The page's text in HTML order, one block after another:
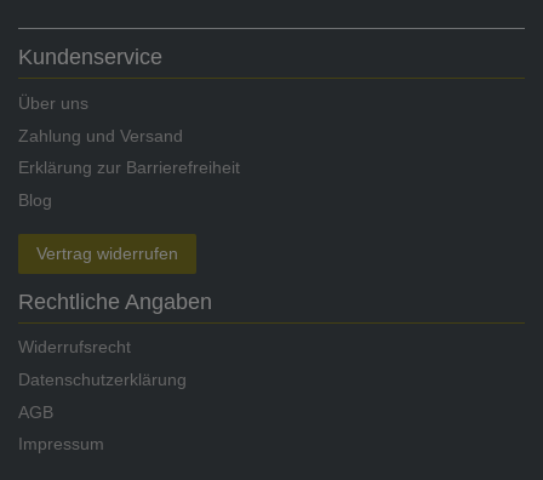
Kundenservice
Über uns
Zahlung und Versand
Erklärung zur Barrierefreiheit
Blog
Vertrag widerrufen
Rechtliche Angaben
Widerrufsrecht
Datenschutzerklärung
AGB
Impressum